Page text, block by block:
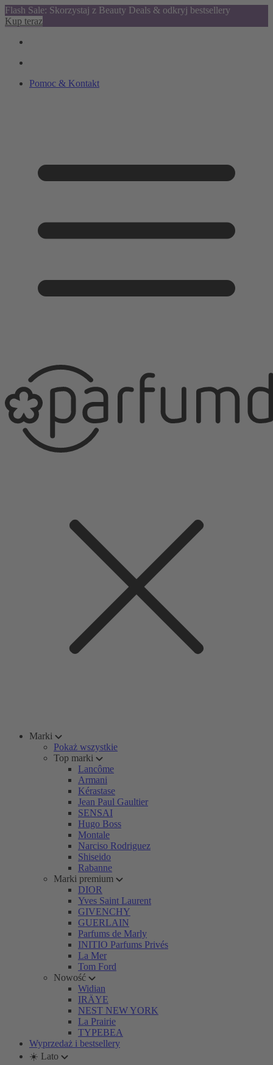
Flash Sale: Skorzystaj z Beauty Deals & odkryj bestsellery
Kup teraz
Pomoc & Kontakt
Marki
Pokaż wszystkie
Top marki
Lancôme
Armani
Kérastase
Jean Paul Gaultier
SENSAI
Hugo Boss
Montale
Narciso Rodriguez
Shiseido
Rabanne
Marki premium
DIOR
Yves Saint Laurent
GIVENCHY
GUERLAIN
Parfums de Marly
INITIO Parfums Privés
La Mer
Tom Ford
Nowość
Widian
IRÄYE
NEST NEW YORK
La Prairie
TYPEBEA
Wyprzedaż i bestsellery
☀️ Lato